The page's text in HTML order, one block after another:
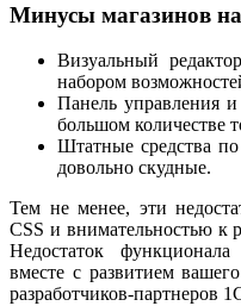
Минусы магазинов
Визуальный
набором
Панель управления и
большом количестве
Штатные средства
довольно скудные.
Тем не менее, эти
CSS и внимательностью к
Недостаток
вместе с развитием
разработчиков-партнеров